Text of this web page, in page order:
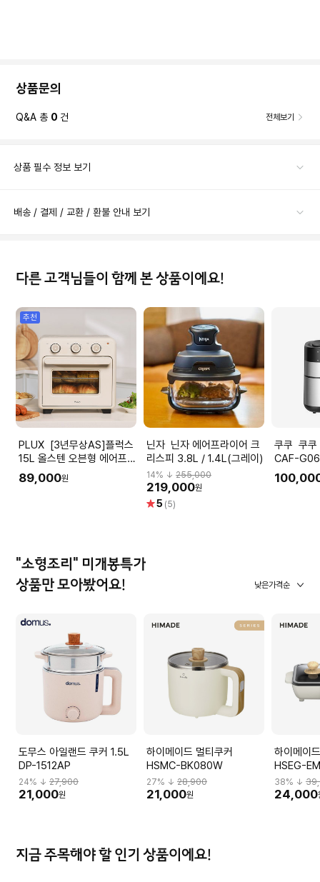
상품문의
Q&A 총 0 건 전체보기
상품 필수 정보 보기
배송 / 결제 / 교환 / 환불 안내 보기
다른 고객님들이 함께 본 상품이에요!
추천
PLUX [3년무상AS]플럭스
15L 올스텐 오븐형 에어프라
이어
89,000원
닌자 닌자 에어프라이어 크
리스피 3.8L / 1.4L(그레이)
14% ↓255,000
219,000원
별5 (5)
쿠쿠 쿠쿠 에어프라이어
CAF-
"소형조리" 미개봉특가
상품만 모아봤어요!
낮은가격순
도무스 아일랜드 쿠커 1.5L
DP-1512AP
24% ↓ 27,900
21,000원
하이메이드 멀티쿠커
HSMC-BK080W
27% ↓28,900
21,000원
하이메이
HSEG-
38% ↓
24,000
지금 주목해야 할 인기 상품이에요!